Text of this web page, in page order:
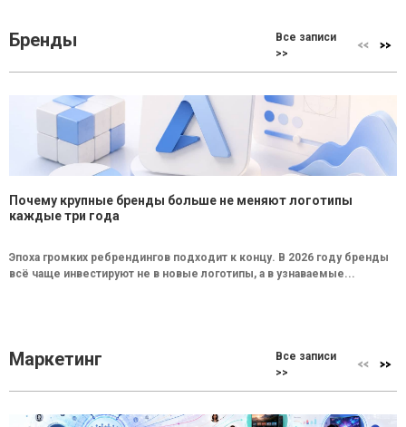
Бренды
Все записи
>>
Почему крупные бренды больше не меняют логотипы
каждые три года
Эпоха громких ребрендингов подходит к концу. В 2026 году бренды
всё чаще инвестируют не в новые логотипы, а в узнаваемые...
Маркетинг
Все записи
>>